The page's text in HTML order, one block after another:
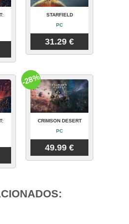
STARFIELD
PC
31.29 €
CRIMSON DESERT
PC
49.99 €
-28%